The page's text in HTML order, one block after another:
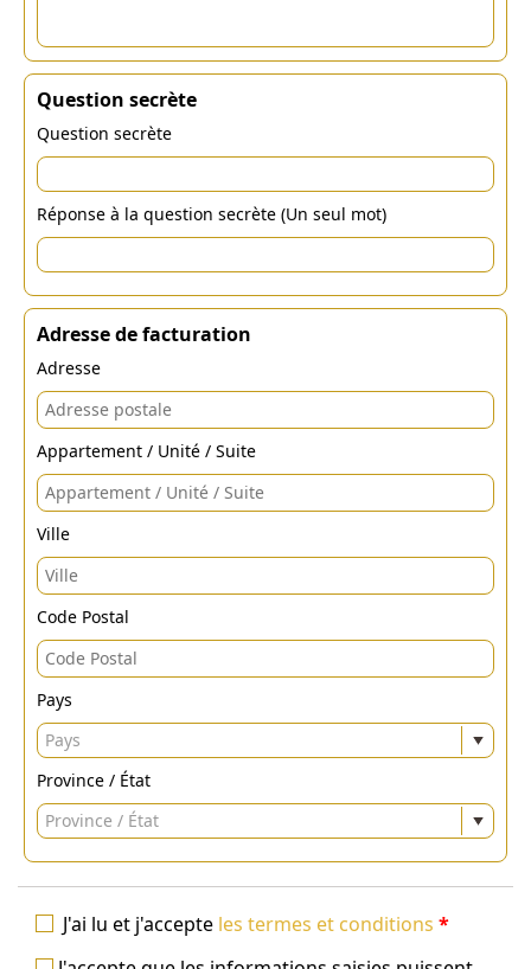
Question secrète
Question secrète
Réponse à la question secrète (Un seul mot)
Adresse de facturation
Adresse
Appartement / Unité / Suite
Ville
Code Postal
Pays
Pays
Province / État
Province / État
J'ai lu et j'accepte les termes et conditions *